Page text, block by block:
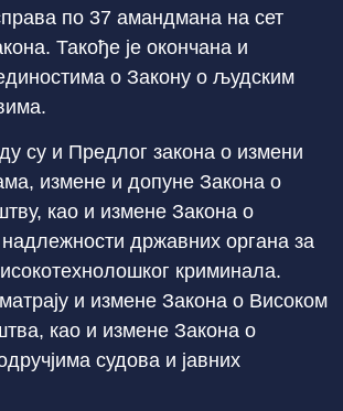
по 37 амандмана на сет
Такође је окончана и
о Закону о људским
су и Предлог закона о измени
измене и допуне Закона о
као и измене Закона о
надлежности државних органа за
криминала.
и измене Закона о Високом
као и измене Закона о
судова и јавних